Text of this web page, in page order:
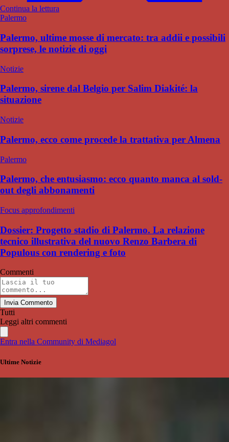
Continua la lettura
Palermo
Palermo, ultime mosse di mercato: tra addii e possibili
sorprese, le notizie di oggi
Notizie
Palermo, sirene dal Belgio per Salim Diakité: la
situazione
Notizie
Palermo, ecco come procede la trattativa per Almena
Palermo
Palermo, che entusiasmo: ecco quanto manca al sold-
out degli abbonamenti
Focus approfondimenti
Dossier: Progetto stadio di Palermo. La relazione
tecnico illustrativa del nuovo Renzo Barbera di
Populous con rendering e foto
Commenti
Invia Commento
Tutti
Leggi altri commenti
Entra nella Community di Mediagol
Ultime Notizie